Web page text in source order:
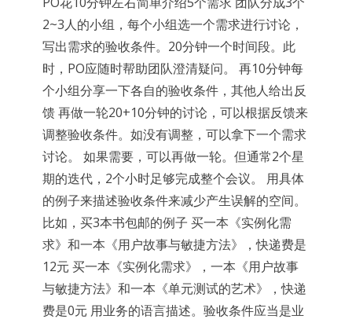
2~3人的小组，每个小组选一个需求进行讨论，
写出需求的验收条件。20分钟一个时间段。此
时，PO应随时帮助团队澄清疑问。 再10分钟每
个小组分享一下各自的验收条件，其他人给出反
馈 再做一轮20+10分钟的讨论，可以根据反馈来
调整验收条件。如没有调整，可以拿下一个需求
讨论。 如果需要，可以再做一轮。但通常2个星
期的迭代，2个小时足够完成整个会议。 用具体
的例子来描述验收条件来减少产生误解的空间。
比如，买3本书包邮的例子 买一本《实例化需
求》和一本《用户故事与敏捷方法》，快递费是
12元 买一本《实例化需求》，一本《用户故事
与敏捷方法》和一本《单元测试的艺术》，快递
费是0元 用业务的语言描述。验收条件应当是业